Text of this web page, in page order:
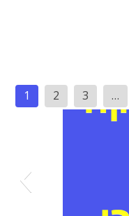
Posts
pagination
1 2 3 …